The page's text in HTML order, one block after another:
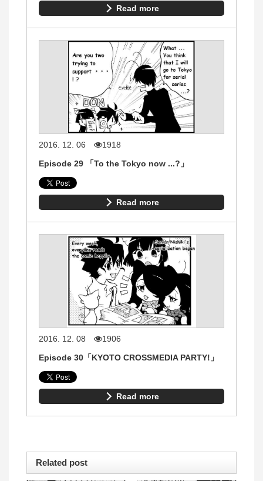
Read more
2016. 12. 06
1918
Episode 29 「To the Tokyo now ...?」
Read more
2016. 12. 08
1906
Episode 30「KYOTO CROSSMEDIA PARTY!」
Read more
Related post